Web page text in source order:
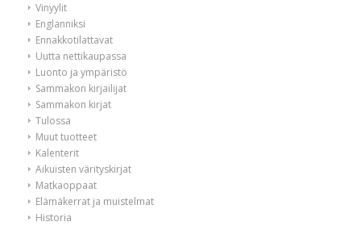
Vinyylit
Englanniksi
Ennakkotilattavat
Uutta nettikaupassa
Luonto ja ympäristö
Sammakon kirjailijat
Sammakon kirjat
Tulossa
Muut tuotteet
Kalenterit
Aikuisten värityskirjat
Matkaoppaat
Elämäkerrat ja muistelmat
Historia